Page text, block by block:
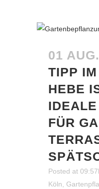
01 AUG.
TIPP IM
HEBE
FÜR
Posted at
Köln